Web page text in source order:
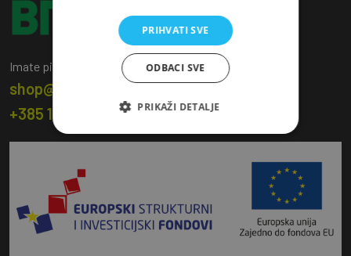
Imate pitanja? Kontaktirajte nas!
shop@bmd.hr
+385 1 2043 809
PRIHVATI SVE
ODBACI SVE
PRIKAŽI DETALJE